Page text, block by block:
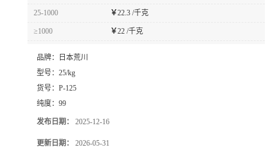
25-1000 ￥22.3 /千克
≥1000 ￥22 /千克
品牌：
日本荒川
型号： 25/kg
货号： P-125
纯度： 99
发布日期： 2025-12-16
更新日期： 2026-05-31